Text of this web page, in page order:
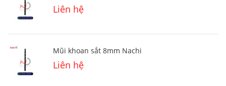
Liên hệ
Mũi khoan sắt 8mm Nachi
Liên hệ